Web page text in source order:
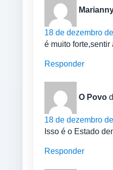
18 de dezembro
é muito
Responder
O Povo
18 de dezembro
Isso é o Estado
Responder